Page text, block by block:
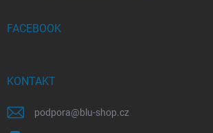
FACEBOOK
KONTAKT
podpora@blu-shop.cz